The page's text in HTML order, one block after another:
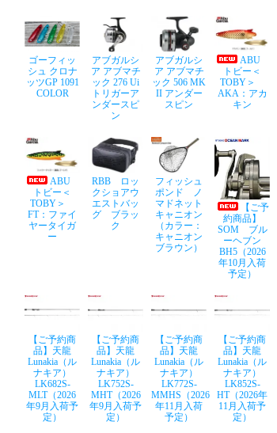
ゴーフィッ
シュ クロナ
ッツGP 1091
COLOR
アブガルシ
ア アブマチ
ック 276 Ui
トリガーア
ンダースピ
ン
アブガルシ
ア アブマチ
ック 506 MK
II アンダー
スピン
ABU
トビー＜
TOBY＞
AKA：アカ
キン
ABU
トビー＜
TOBY＞
FT：ファイ
ヤータイガ
ー
RBB ロッ
クショアウ
エストバッ
グ ブラッ
ク
フィッシュ
ポンド ノ
マドネット
キャニオン
（カラー：
キャニオン
ブラウン）
【ご予
約商品】
SOM ブル
ーヘブン
BH5（2026
年10月入荷
予定）
【ご予約商
品】天龍
Lunakia（ル
ナキア）
LK682S-
MLT（2026
年9月入荷予
定）
【ご予約商
品】天龍
Lunakia（ル
ナキア）
LK752S-
MHT（2026
年9月入荷予
定）
【ご予約商
品】天龍
Lunakia（ル
ナキア）
LK772S-
MMHS（2026
年11月入荷
予定）
【ご予約商
品】天龍
Lunakia（ル
ナキア）
LK852S-
HT（2026年
11月入荷予
定）